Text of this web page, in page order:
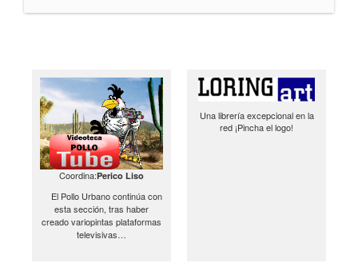
Coordina:Perico Liso
El Pollo Urbano continúa con
esta sección, tras haber
creado variopintas plataformas
televisivas…
Una librería excepcional en la
red ¡Pincha el logo!